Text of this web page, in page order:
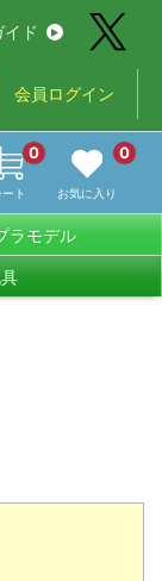
イド
会員ログイン
ート
0
お気に入り
0
ラモデル